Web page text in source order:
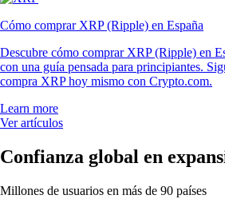
Cómo comprar XRP (Ripple) en España
Descubre cómo comprar XRP (Ripple) en
con una guía pensada para principiantes.
compra XRP hoy mismo con Crypto.com.
Learn more
Ver artículos
Confianza global en
Millones de usuarios en más de 90 países